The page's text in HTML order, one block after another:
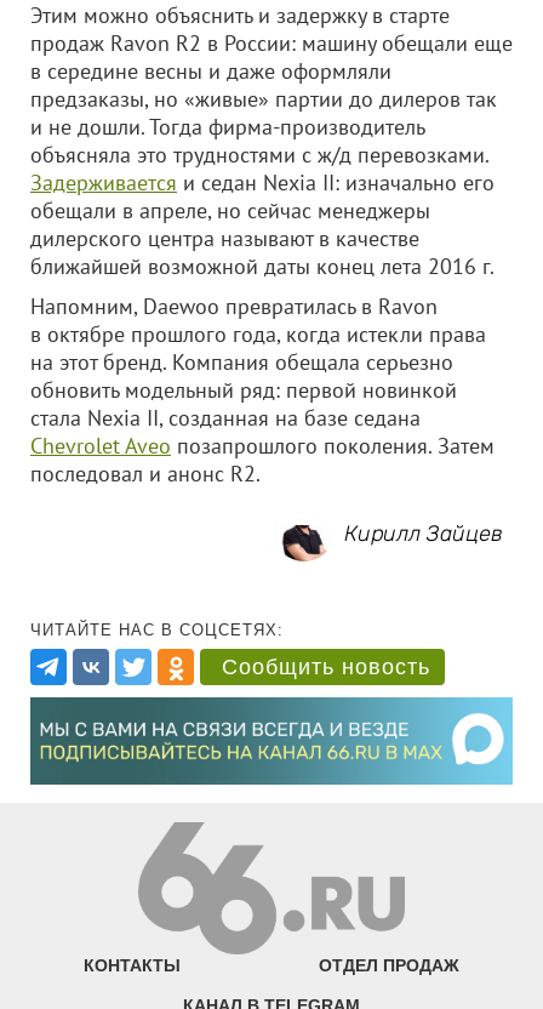
Этим можно объяснить и задержку в старте
продаж Ravon R2 в России: машину обещали еще
в середине весны и даже оформляли
предзаказы, но «живые» партии до дилеров так
и не дошли. Тогда фирма-производитель
объясняла это трудностями с ж/д перевозками.
Задерживается и седан Nexia II: изначально его
обещали в апреле, но сейчас менеджеры
дилерского центра называют в качестве
ближайшей возможной даты конец лета 2016 г.
Напомним, Daewoo превратилась в Ravon
в октябре прошлого года, когда истекли права
на этот бренд. Компания обещала серьезно
обновить модельный ряд: первой новинкой
стала Nexia II, созданная на базе седана
Chevrolet Aveo позапрошлого поколения. Затем
последовал и анонс R2.
Кирилл Зайцев
ЧИТАЙТЕ НАС В СОЦСЕТЯХ:
Сообщить новость
КОНТАКТЫ ОТДЕЛ ПРОДАЖ